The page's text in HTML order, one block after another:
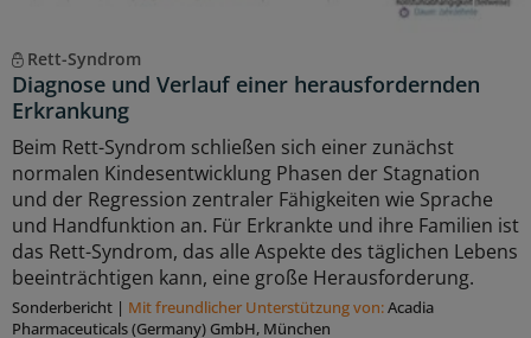
Rett-Syndrom
Diagnose und Verlauf einer herausfordernden
Erkrankung
Beim Rett-Syndrom schließen sich einer zunächst
normalen Kindesentwicklung Phasen der Stagnation
und der Regression zentraler Fähigkeiten wie Sprache
und Handfunktion an. Für Erkrankte und ihre Familien ist
das Rett-Syndrom, das alle Aspekte des täglichen Lebens
beeinträchtigen kann, eine große Herausforderung.
Sonderbericht | Mit freundlicher Unterstützung von:Acadia
Pharmaceuticals (Germany) GmbH, München